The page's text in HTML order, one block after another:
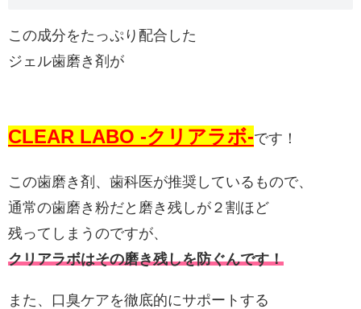
この成分をたっぷり配合した
ジェル歯磨き剤が
CLEAR LABO -クリアラボ-です！
この歯磨き剤、歯科医が推奨しているもので、
通常の歯磨き粉だと磨き残しが２割ほど
残ってしまうのですが、
クリアラボはその磨き残しを防ぐんです！
また、口臭ケアを徹底的にサポートする